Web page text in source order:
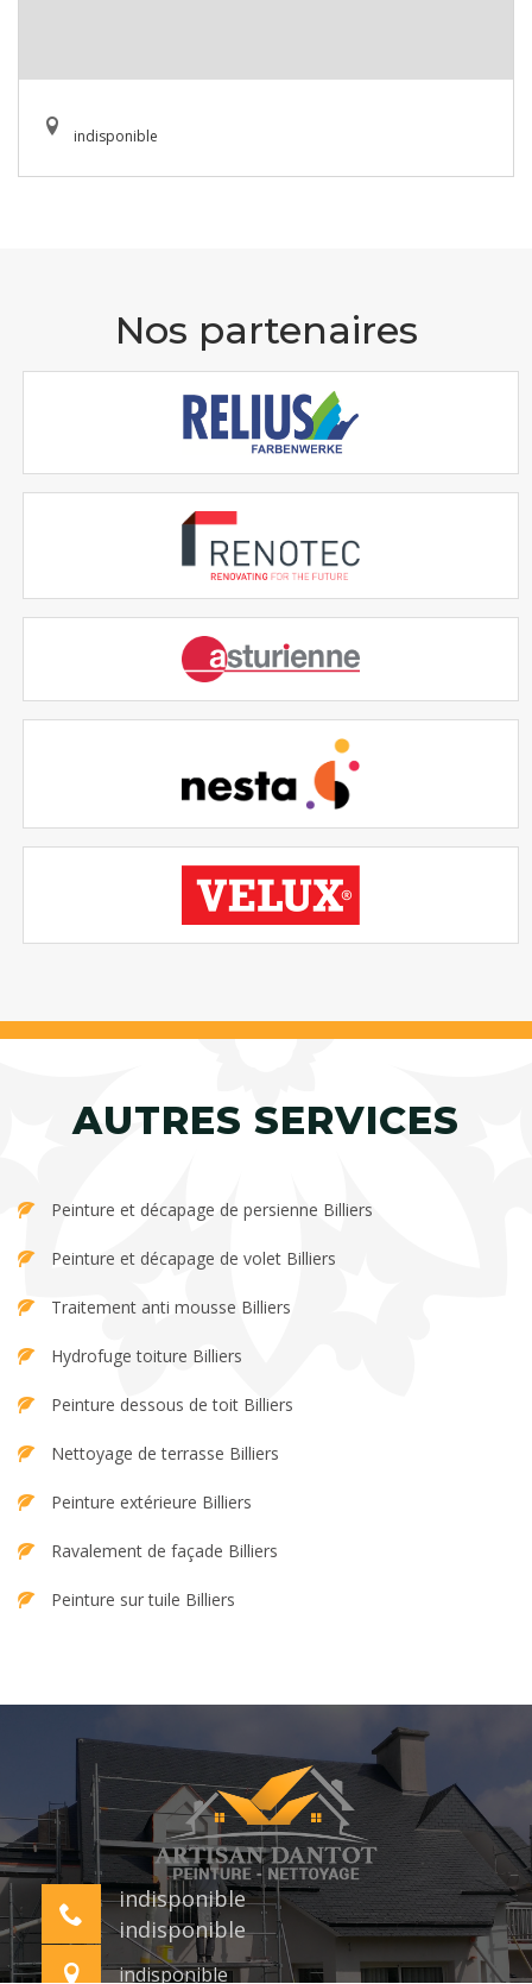
indisponible
Nos partenaires
AUTRES SERVICES
Peinture et décapage de persienne Billiers
Peinture et décapage de volet Billiers
Traitement anti mousse Billiers
Hydrofuge toiture Billiers
Peinture dessous de toit Billiers
Nettoyage de terrasse Billiers
Peinture extérieure Billiers
Ravalement de façade Billiers
Peinture sur tuile Billiers
indisponible
indisponible
indisponible